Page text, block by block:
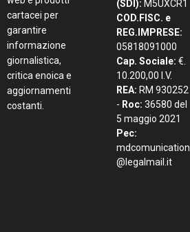
cartacei per
garantire
informazione
giornalistica,
critica enoica e
aggiornamenti
costanti.
(SDI): M5UXCR1
COD.FISC. e
REG.IMPRESE:
05818091000
Cap. Sociale: €.
10.200,00 I.V.
REA: RM 930252
- Roc: 36580 del
5 maggio 2021
Pec:
mdcomunication
@legalmail.it